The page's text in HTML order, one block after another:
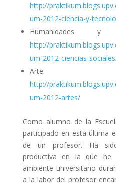
http://
um-2012-ciencia-y-
Humanidades y
http://
um-2012-ciencias-
Arte:
http://
um-2012-artes/
Como alumno de la
participado en esta última
de un profesor. Ha
productiva en la que
ambiente universitario
a la labor del profesor